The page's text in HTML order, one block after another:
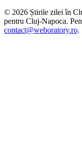
© 2026 Știrile zilei în
pentru Cluj-Napoca.
contact@weboratory.ro.